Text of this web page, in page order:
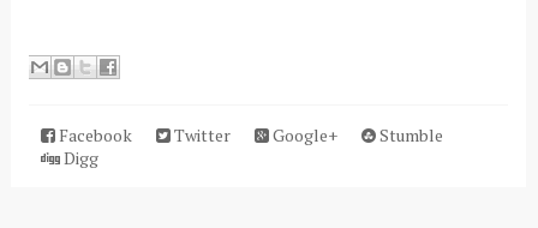
Facebook Twitter Google+
Stumble
Digg